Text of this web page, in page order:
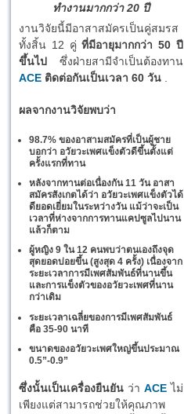
ทำงานมากกว่า 20 ปี
งานวิจัยนี้มีอาสาสมัครเป็นคู่สมรส
ทั้งสิ้น 12 คู่ที่มีอายุมากกว่า 50 ปี
ขึ้นไป ซึ่งฝ่ายสามีจำเป็นต้องทาน
ACE ติดต่อกันเป็นเวลา 60 วัน
ผลจากงานวิจัยพบว่า
98.7% ของอาสามสมัครที่เป็นผู้ชาย
บอกว่า อวัยวะเพศแข็งตัวดีขึ้นตั้งแต่
ครั้งแรกที่ทาน
หลังจากทานต่อเนื่องกัน 11 วัน อาสา
สมัครสังเกตได้ว่า อวัยวะเพศแข็งตัวได้
ดียอดเยี่ยมในระหว่างวัน แม้ว่าจะเป็น
เวลาที่ห่างจากการทานแคปซูลไปนาน
แล้วก็ตาม
ผู้หญิง 9 ใน 12 คนพบว่าตนเองถึงจุด
สุดยอดบ่อยขึ้น (สูงสุด 4 ครั้ง) เนื่องจาก
ระยะเวลาการมีเพศสัมพันธ์ที่นานขึ้น
และการแข็งตัวของอวัยวะเพศที่นาน
กว่าเดิม
ระยะเวลาเฉลี่ยของการมีเพศสัมพันธ์
คือ 35-90 นาที
ขนาดของอวัยวะเพศใหญ่ขึ้นประมาณ
0.5”-0.9”
ซึ่งนั้นเป็นเครื่องยืนยัน ว่า ACE ไม่
เพียงแต่สามารถช่วยให้คุณภาพ